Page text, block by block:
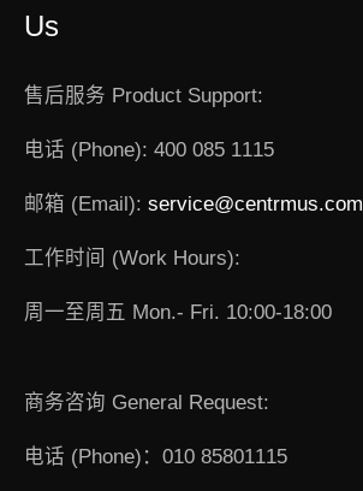
Us
售后服务 Product Support:
电话 (Phone): 400 085 1115
邮箱 (Email): service@centrmus.com
工作时间 (Work Hours):
周一至周五 Mon.- Fri. 10:00-18:00
商务咨询 General Request:
电话 (Phone)：010 85801115